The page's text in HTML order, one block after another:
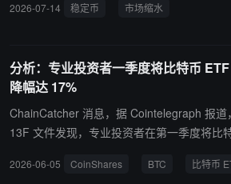
市场环境，需要看到 USDT 60 日变化企稳、
约 1900 亿美元降至约 1840 亿美元，Circle
长趋势中的正常调整，此前稳定币市值在两
年末至 2026 年初也曾出现约 90 亿美元的回
高。积极面包括 GENIUS Act 等监管进展推
旗下 Global Dollar（USDG）等受监管产品
2026-07-14 稳定币 市场缩水
分析：专业投资者一季度将比特币 ETF
降幅达 17%
ChainCatcher 消息，据 Cointelegraph 报
13F 文件发现，专业投资者在第一季度将比
些持仓的总价值下降 35% 至 178 亿美元，
2026-06-05 CoinShares BTC 比特币